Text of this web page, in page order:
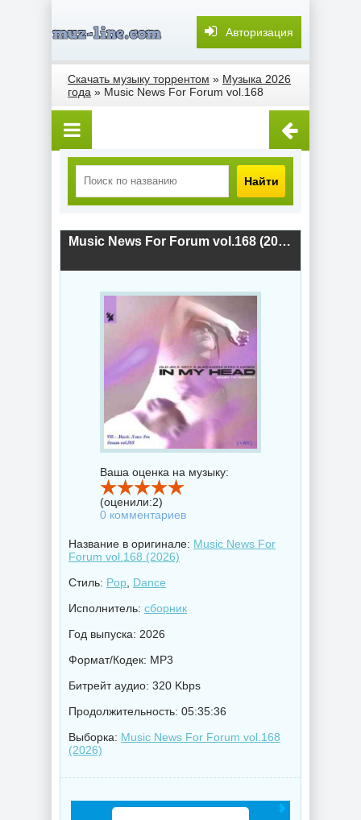
Авторизация
Скачать музыку торрентом » Музыка 2026
года » Music News For Forum vol.168
Найти
Music News For Forum vol.168 (2026) скачать торрент
Ваша оценка на музыку:
(оценили:2)
0 комментариев
Название в оригинале: Music News For
Forum vol.168 (2026)
Стиль: Pop Dance
Исполнитель: сборник
Год выпуска: 2026
Формат/Кодек: MP3
Битрейт аудио: 320 Kbps
Продолжительность: 05:35:36
Выборка: Music News For Forum vol.168
(2026)